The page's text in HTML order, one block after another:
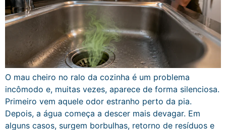
O mau cheiro no ralo da cozinha é um problema
incômodo e, muitas vezes, aparece de forma silenciosa.
Primeiro vem aquele odor estranho perto da pia.
Depois, a água começa a descer mais devagar. Em
alguns casos, surgem borbulhas, retorno de resíduos e